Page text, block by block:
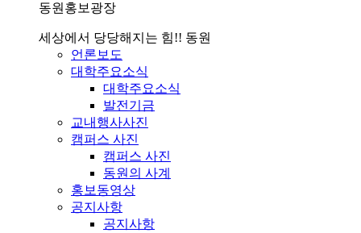
동원홍보광장
세상에서 당당해지는 힘!! 동원
언론보도
대학주요소식
대학주요소식
발전기금
교내행사사진
캠퍼스 사진
캠퍼스 사진
동원의 사계
홍보동영상
공지사항
공지사항